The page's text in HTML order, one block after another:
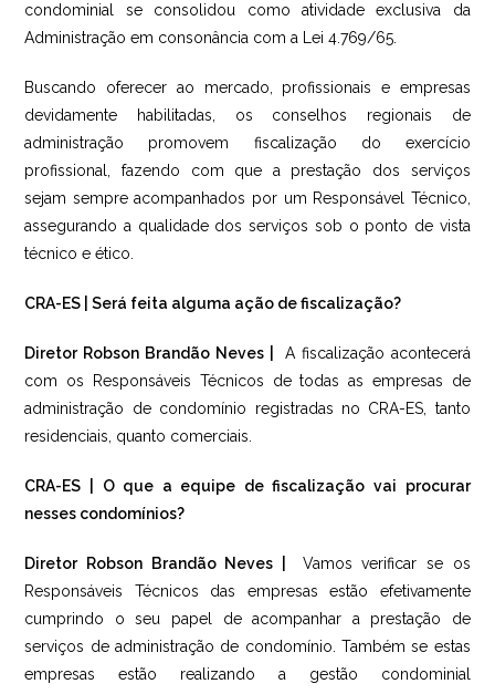
condominial se consolidou como atividade exclusiva da
Administração em consonância com a Lei 4.769/65.
Buscando oferecer ao mercado, profissionais e empresas
devidamente habilitadas, os conselhos regionais de
administração promovem fiscalização do exercício
profissional, fazendo com que a prestação dos serviços
sejam sempre acompanhados por um Responsável Técnico,
assegurando a qualidade dos serviços sob o ponto de vista
técnico e ético.
CRA-ES | Será feita alguma ação de fiscalização?
Diretor Robson Brandão Neves | A fiscalização acontecerá
com os Responsáveis Técnicos de todas as empresas de
administração de condomínio registradas no CRA-ES, tanto
residenciais, quanto comerciais.
CRA-ES | O que a equipe de fiscalização vai procurar
nesses condomínios?
Diretor Robson Brandão Neves | Vamos verificar se os
Responsáveis Técnicos das empresas estão efetivamente
cumprindo o seu papel de acompanhar a prestação de
serviços de administração de condomínio. Também se estas
empresas estão realizando a gestão condominial